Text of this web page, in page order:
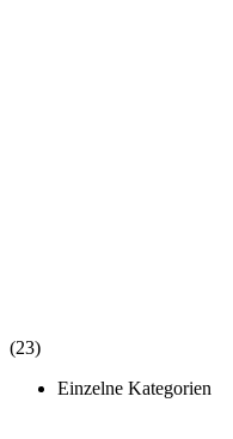
(23)
Einzelne Kategorien